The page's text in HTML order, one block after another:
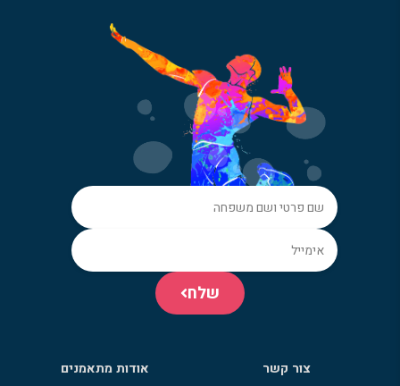
שלח
צור קשר
אודות מתאמנים